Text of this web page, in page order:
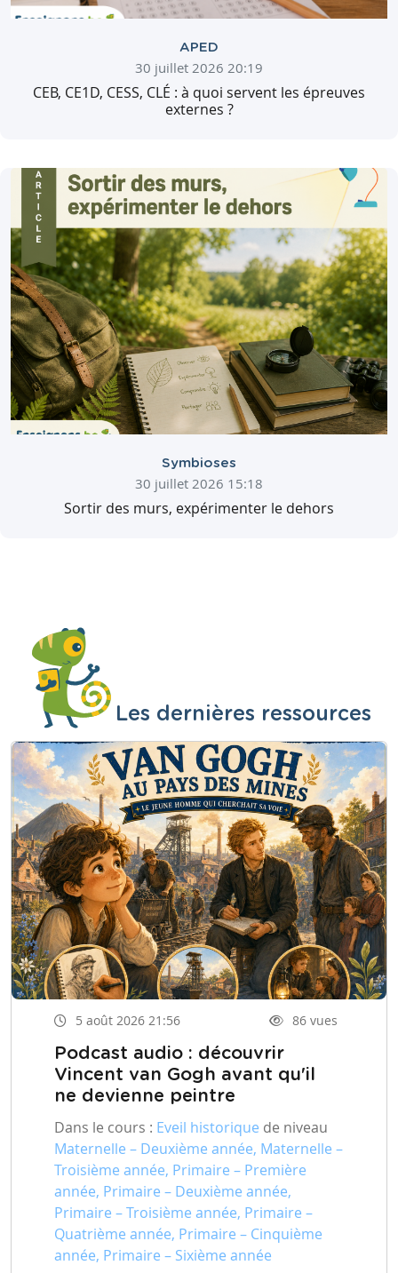
APED
30 juillet 2026 20:19
CEB, CE1D, CESS, CLÉ : à quoi servent les épreuves
externes ?
Symbioses
30 juillet 2026 15:18
Sortir des murs, expérimenter le dehors
Les dernières ressources
5 août 2026 21:56 86 vues
Podcast audio : découvrir
Vincent van Gogh avant qu'il
ne devienne peintre
Dans le cours : Eveil historique de niveau
Maternelle – Deuxième année, Maternelle –
Troisième année, Primaire – Première
année, Primaire – Deuxième année,
Primaire – Troisième année, Primaire –
Quatrième année, Primaire – Cinquième
année, Primaire – Sixième année